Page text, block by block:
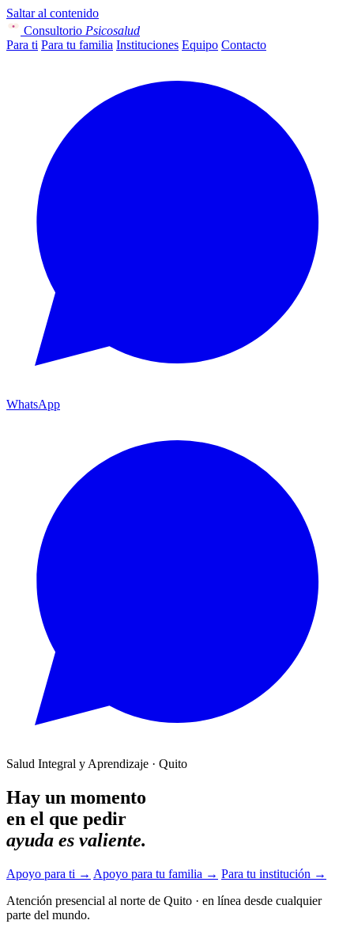
Saltar al contenido
Consultorio Psicosalud
Para ti Para tu familia Instituciones Equipo Contacto
WhatsApp
Salud Integral y Aprendizaje · Quito
Hay un momento
en el que pedir
ayuda es valiente.
Apoyo para ti → Apoyo para tu familia → Para tu institución →
Atención presencial al norte de Quito · en línea desde cualquier
parte del mundo.